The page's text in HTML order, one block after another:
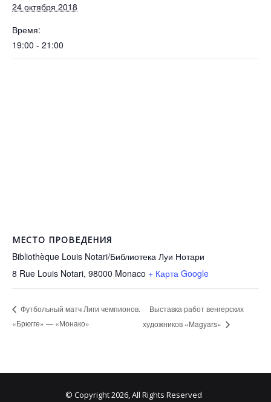
24 октября 2018
Время:
19:00 - 21:00
МЕСТО ПРОВЕДЕНИЯ
Bibliothèque Louis Notari/Библиотека Луи Нотари
8 Rue Louis Notari, 98000 Monaco + Карта Google
Футбольный матч Лиги чемпионов.
«Брюгге» — «Монако»
Выставка работ венгерских
художников «Magyars»
© Copyright 2026, All Rights Reserved